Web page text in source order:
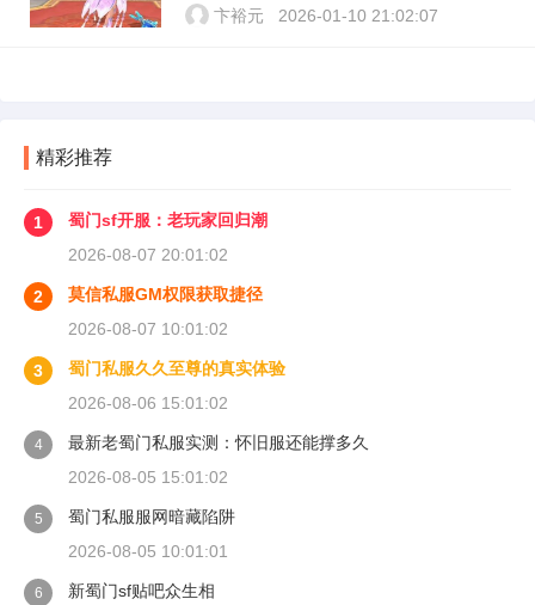
卞裕元 2026-01-10 21:02:07
精彩推荐
1
蜀门sf开服：老玩家回归潮
2026-08-07 20:01:02
2
莫信私服GM权限获取捷径
2026-08-07 10:01:02
3
蜀门私服久久至尊的真实体验
2026-08-06 15:01:02
4
最新老蜀门私服实测：怀旧服还能撑多久
2026-08-05 15:01:02
5
蜀门私服服网暗藏陷阱
2026-08-05 10:01:01
6
新蜀门sf贴吧众生相